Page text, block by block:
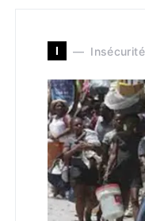
I Insécurité